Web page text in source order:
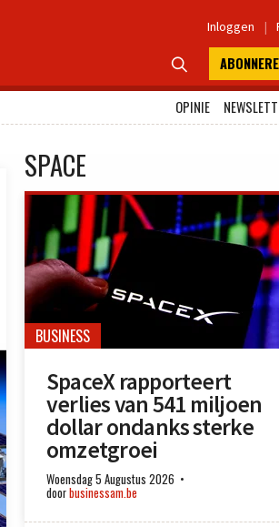
Inloggen |

OPINIE
SPACE
BUSINESS
SpaceX rapporteert
verlies van 541 miljoen
dollar ondanks sterke
omzetgroei
Woensdag 5 Augustus 2026
doorbusinessam.be